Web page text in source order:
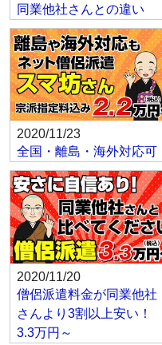
同業他社さんとの違い
2020/11/23
全国・離島・海外対応可
2020/11/20
僧侶派遣料金が同業他社
さんより3割以上安い！
3.3万円～